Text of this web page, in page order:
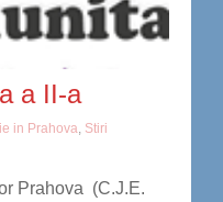
a II-a
in Prahova, Stiri
Prahova (C.J.E.